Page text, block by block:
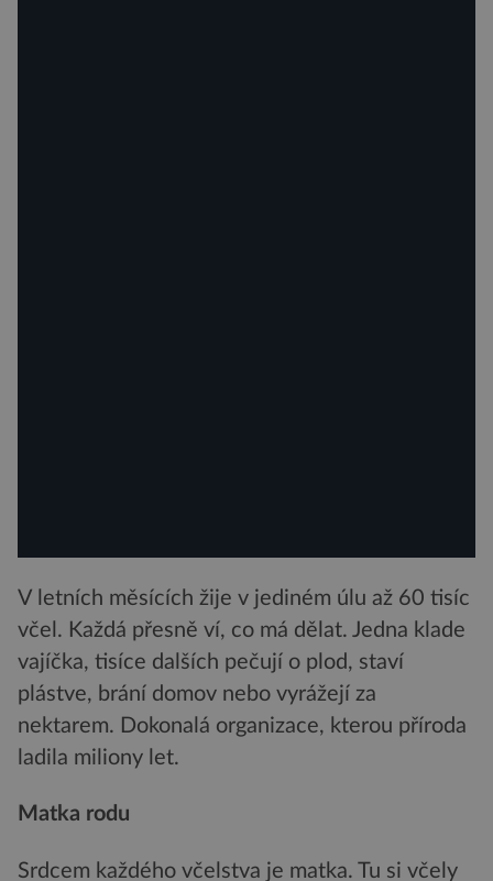
V letních měsících žije v jediném úlu až 60 tisíc
včel. Každá přesně ví, co má dělat. Jedna klade
vajíčka, tisíce dalších pečují o plod, staví
plástve, brání domov nebo vyrážejí za
nektarem. Dokonalá organizace, kterou příroda
ladila miliony let.
Matka rodu
Srdcem každého včelstva je matka. Tu si včely